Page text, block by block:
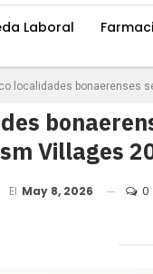
Laboral
localidades bonaerenses
Villages
El May 8, 2026 0